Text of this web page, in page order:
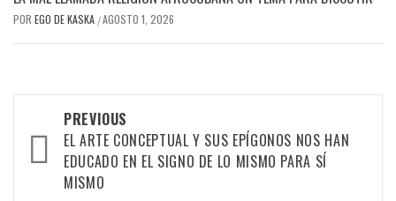
POR EGO DE KASKA /AGOSTO 1, 2026
navigation
PREVIOUS
EL ARTE CONCEPTUAL Y SUS EPÍGONOS NOS HAN
EDUCADO EN EL SIGNO DE LO MISMO PARA SÍ
MISMO